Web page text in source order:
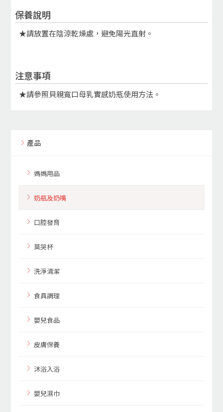
保養說明
★請放置在陰涼乾燥處，避免陽光直射。
注意事項
★請參照貝親寬口母乳實感奶瓶使用方法。
產品
媽媽用品
奶瓶及奶嘴
口腔發育
莫哭杯
洗淨清潔
食具調理
嬰兒食品
皮膚保養
沐浴入浴
嬰兒濕巾